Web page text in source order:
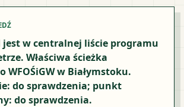
jest w centralnej liście programu
Właściwa ścieżka
WFOŚiGW w Białymstoku.
do sprawdzenia; punkt
do sprawdzenia.